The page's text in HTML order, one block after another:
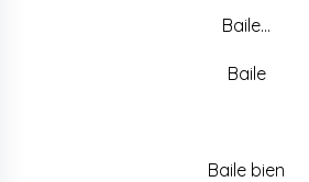
Baile…
Baile
Baile bien